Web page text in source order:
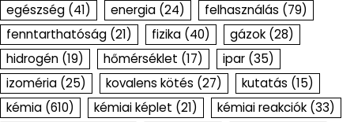
egészség (41) energia (24) felhasználás (79)
fenntarthatóság (21) fizika (40) gázok (28)
hidrogén (19) hőmérséklet (17) ipar (35)
izoméria (25) kovalens kötés (27) kutatás (15)
kémia (610) kémiai képlet (21) kémiai reakciók (33)